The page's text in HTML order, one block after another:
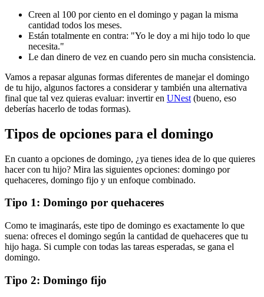
Creen al 100 por ciento en el domingo y pagan la misma
cantidad todos los meses.
Están totalmente en contra: "Yo le doy a mi hijo todo lo que
necesita."
Le dan dinero de vez en cuando pero sin mucha consistencia.
Vamos a repasar algunas formas diferentes de manejar el domingo
de tu hijo, algunos factores a considerar y también una alternativa
final que tal vez quieras evaluar: invertir en UNest (bueno, eso
deberías hacerlo de todas formas).
Tipos de opciones para el domingo
En cuanto a opciones de domingo, ¿ya tienes idea de lo que quieres
hacer con tu hijo? Mira las siguientes opciones: domingo por
quehaceres, domingo fijo y un enfoque combinado.
Tipo 1: Domingo por quehaceres
Como te imaginarás, este tipo de domingo es exactamente lo que
suena: ofreces el domingo según la cantidad de quehaceres que tu
hijo haga. Si cumple con todas las tareas esperadas, se gana el
domingo.
Tipo 2: Domingo fijo